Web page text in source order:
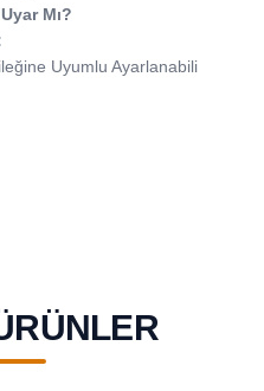
Mı?
Uyumlu Ayarlanabili